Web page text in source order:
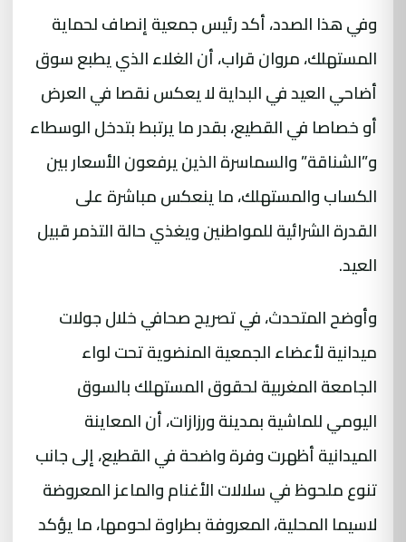
وفي هذا الصدد، أكد رئيس جمعية إنصاف لحماية
المستهلك، مروان قراب، أن الغلاء الذي يطبع سوق
أضاحي العيد في البداية لا يعكس نقصا في العرض
أو خصاصا في القطيع، بقدر ما يرتبط بتدخل الوسطاء
و”الشناقة” والسماسرة الذين يرفعون الأسعار بين
الكساب والمستهلك، ما ينعكس مباشرة على
القدرة الشرائية للمواطنين ويغذي حالة التذمر قبيل
العيد.
وأوضح المتحدث، في تصريح صحافي خلال جولات
ميدانية لأعضاء الجمعية المنضوية تحت لواء
الجامعة المغربية لحقوق المستهلك بالسوق
اليومي للماشية بمدينة ورزازات، أن المعاينة
الميدانية أظهرت وفرة واضحة في القطيع، إلى جانب
تنوع ملحوظ في سلالات الأغنام والماعز المعروضة
لاسيما المحلية، المعروفة بطراوة لحومها، ما يؤكد